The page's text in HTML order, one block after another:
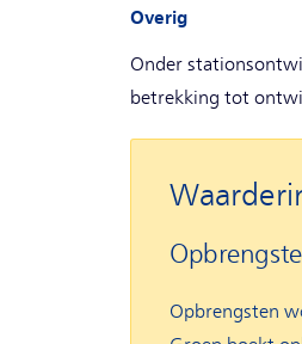
Overig
Onder
betrekking tot
Opbrengsten